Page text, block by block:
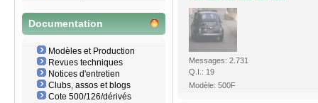
Documentation
Modèles et Production
Revues techniques
Notices d'entretien
Clubs, assos et blogs
Cote 500/126/dérivés
Messages: 2.731
Q.I.: 19
Modèle: 500F